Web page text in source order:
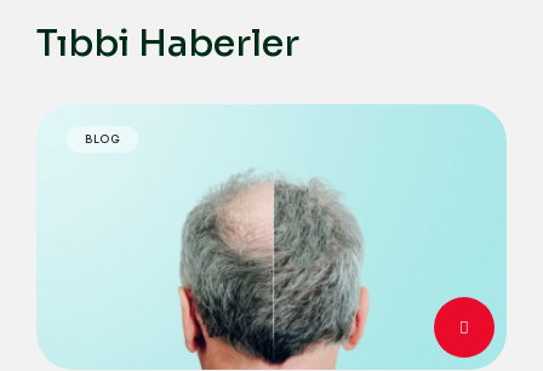
Tıbbi Haberler
BLOG